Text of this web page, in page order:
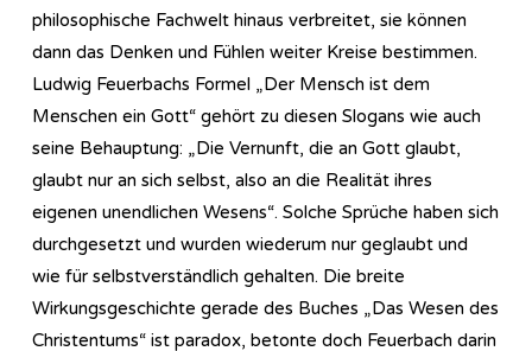
philosophische Fachwelt hinaus verbreitet, sie können
dann das Denken und Fühlen weiter Kreise bestimmen.
Ludwig Feuerbachs Formel „Der Mensch ist dem
Menschen ein Gott“ gehört zu diesen Slogans wie auch
seine Behauptung: „Die Vernunft, die an Gott glaubt,
glaubt nur an sich selbst, also an die Realität ihres
eigenen unendlichen Wesens“. Solche Sprüche haben sich
durchgesetzt und wurden wiederum nur geglaubt und
wie für selbstverständlich gehalten. Die breite
Wirkungsgeschichte gerade des Buches „Das Wesen des
Christentums“ ist paradox, betonte doch Feuerbach darin